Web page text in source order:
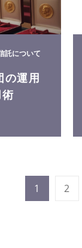
託について
の運用
1 2